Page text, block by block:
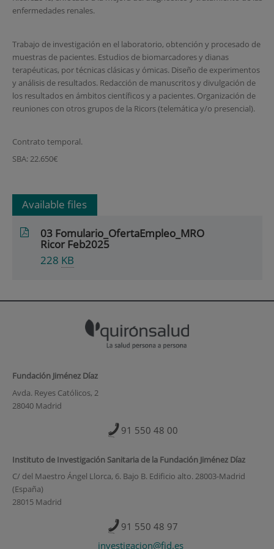
enfermedades renales.
Trabajo de investigación en el laboratorio, obtención y procesado de
muestras de pacientes. Estudios de biomarcadores y dianas
terapéuticas, por técnicas clásicas y ómicas. Diseño de experimentos
y análisis de resultados. Redacción de manuscritos y divulgación de
los resultados en ámbitos científicos y a pacientes. Organización de
reuniones con otros grupos de la Ricors (telemática y/o presencial).
Contrato temporal.
SBA: 22.650€
Available files
03 Fomulario_OfertaEmpleo_MRO
Ricor Feb2025
228 KB
Fundación Jiménez Díaz
Avda. Reyes Católicos, 2
28040 Madrid
91 550 48 00
Instituto de Investigación Sanitaria de la Fundación Jiménez Díaz
C/ del Maestro Ángel Llorca, 6. Bajo B. Edificio alto. 28003-Madrid
(España)
28015 Madrid
91 550 48 97
investigacion@fjd.es